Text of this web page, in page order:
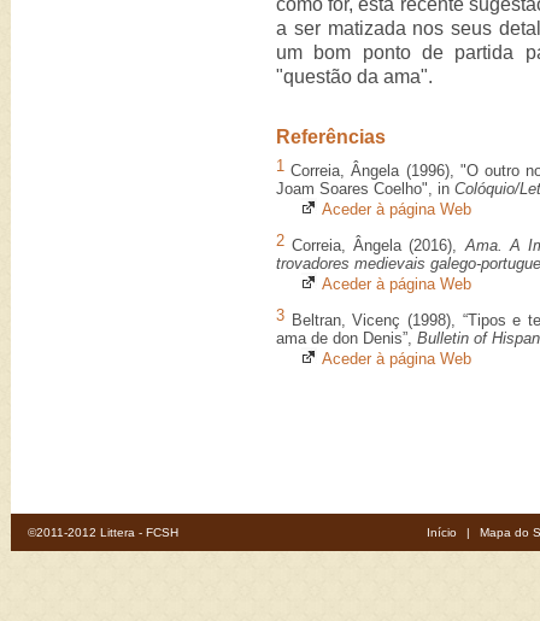
como for, esta recente
a ser matizada nos seus
um bom ponto de partida
"questão da ama".
Referências
1 Correia, Ângela (1996), "O outro
Joam Soares Coelho", in Colóquio/
Aceder à página Web
2 Correia, Ângela (2016),Ama. A
trovadores medievais galego-
Aceder à página Web
3 Beltran, Vicenç (1998), “Tipos e
ama de don Denis”, Bulletin of
Aceder à página Web
©2011-2012 Littera - FCSH Início | Mapa do